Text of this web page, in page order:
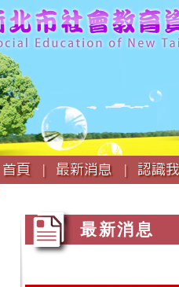
首頁 | 最新消息 | 認識
最新消息